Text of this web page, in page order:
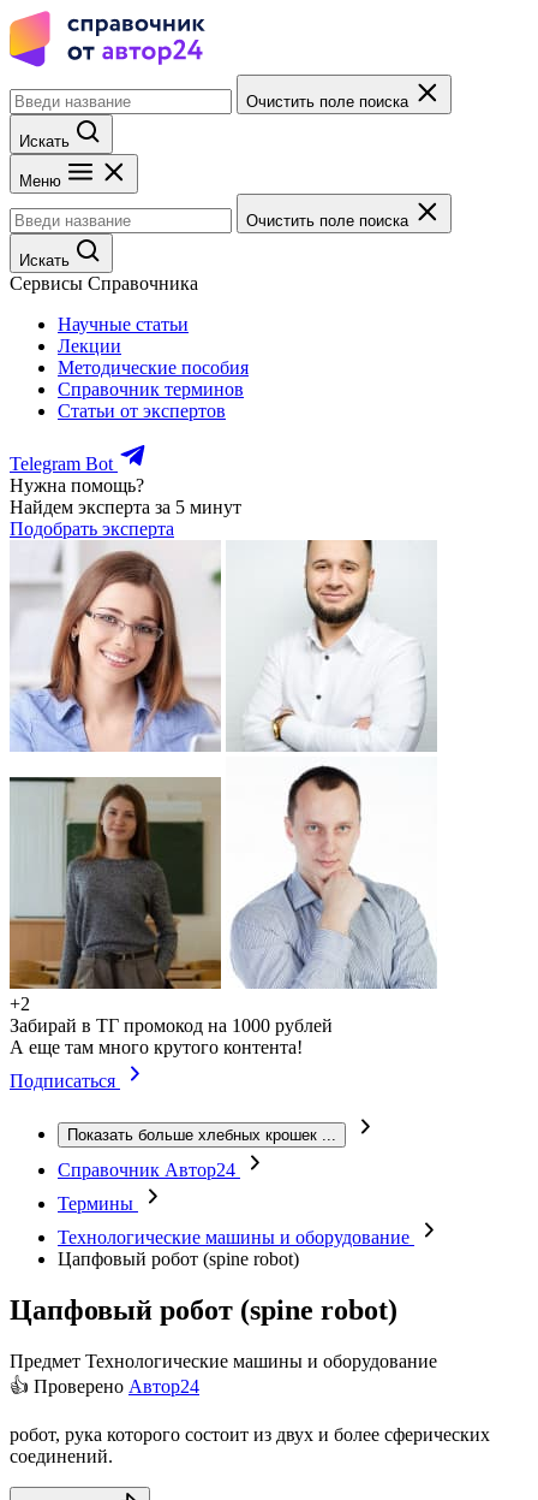
Очистить поле поиска
Искать
Меню
Очистить поле поиска
Искать
Сервисы Справочника
Научные статьи
Лекции
Методические пособия
Справочник терминов
Статьи от экспертов
Telegram Bot
Нужна помощь?
Найдем эксперта за 5 минут
Подобрать эксперта
+2
Забирай в ТГ промокод на 1000 рублей
А еще там много крутого контента!
Подписаться
Показать больше хлебных крошек ...
Справочник Автор24
Термины
Технологические машины и оборудование
Цапфовый робот (spine robot)
Цапфовый робот (spine robot)
Предмет Технологические машины и оборудование
👍 Проверено Автор24
робот, рука которого состоит из двух и более сферических
соединений.